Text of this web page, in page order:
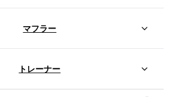
マフラー
トレーナー